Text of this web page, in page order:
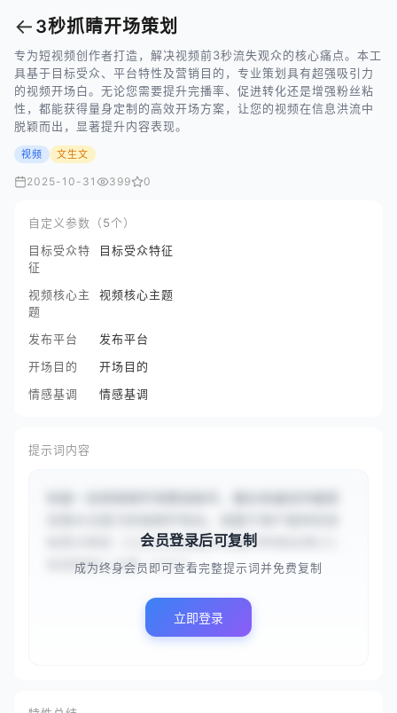
← 3秒抓睛开场策划
专为短视频创作者打造，解决视频前3秒流失观众的核心痛点。本工
具基于目标受众、平台特性及营销目的，专业策划具有超强吸引力
的视频开场白。无论您需要提升完播率、促进转化还是增强粉丝粘
性，都能获得量身定制的高效开场方案，让您的视频在信息洪流中
脱颖而出，显著提升内容表现。
视频 文生文
2025-10-31 399 0
自定义参数（5个）
目标受众特
征
目标受众特征
视频核心主
题
视频核心主题
发布平台
发布平台
开场目的
开场目的
情感基调
情感基调
提示词内容
标受众特征（{{关注自我提升的都市年轻白领}}）
和视频核心主题（{{5个...
会员登录后可复制
成为终身会员即可查看完整提示词并免费复制
立即登录